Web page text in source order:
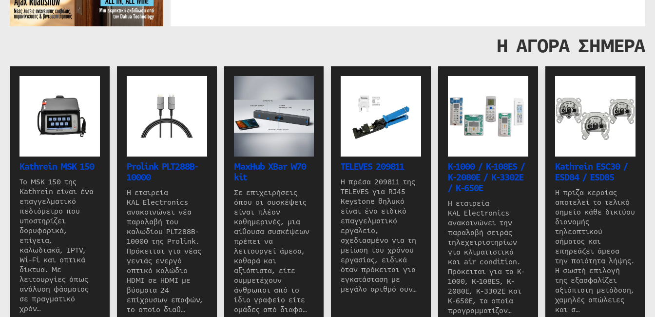
Η ΑΓΟΡΑ ΣΗΜΕΡΑ
Kathrein MSK 150
Το MSK 150 της
Kathrein είναι ένα
επαγγελματικό
πεδιόμετρο που
υποστηρίζει
δορυφορικά,
επίγεια,
καλωδιακά, IPTV,
Wi-Fi και οπτικά
δίκτυα. Με
λειτουργίες όπως
ανάλυση φάσματος
σε πραγματικό
χρόν…
Prolink PLT288B-
10000
Η εταιρεία
KAL Electronics
ανακοινώνει νέα
παραλαβή του
καλωδίου PLT288B-
10000 της Prolink.
Πρόκειται για νέας
γενιάς ενεργό
οπτικό καλώδιο
HDMI σε HDMI με
βύσματα 24
επίχρυσων επαφών,
το οποίο διαθ…
MaxHub XBar W70
kit
Σε επιχειρήσεις
όπου οι συσκέψεις
είναι πλέον
καθημερινές, μια
αίθουσα συσκέψεων
πρέπει να
λειτουργεί άμεσα,
καθαρά και
αξιόπιστα, είτε
συμμετέχουν
άνθρωποι από το
ίδιο γραφείο είτε
ομάδες από διαφο…
TELEVES 209811
Η πρέσα 209811 της
TELEVES για RJ45
Keystone θηλυκό
είναι ένα ειδικό
επαγγελματικό
εργαλείο,
σχεδιασμένο για τη
μείωση του χρόνου
εργασίας, ειδικά
όταν πρόκειται για
εγκατάσταση με
μεγάλο αριθμό συν…
K-1000 / K-108ES /
K-2080E / K-3302E
/ K-650E
Η εταιρεία
KAL Electronics
ανακοινώνει την
παραλαβή σειράς
τηλεχειριστηρίων
για κλιματιστικά
και air condition.
Πρόκειται για τα K-
1000, K-108ES, K-
2080E, K-3302E και
K-650E, τα οποία
προγραμματίζον…
Kathrein ESC30 /
ESD84 / ESD85
Η πρίζα κεραίας
αποτελεί το τελικό
σημείο κάθε δικτύου
διανομής
τηλεοπτικού
σήματος και
επηρεάζει άμεσα
την ποιότητα λήψης.
Η σωστή επιλογή
της εξασφαλίζει
αξιόπιστη μετάδοση,
χαμηλές απώλειες
και σ…